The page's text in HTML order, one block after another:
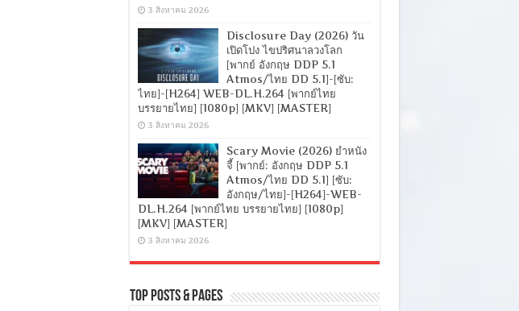
3 สิงหาคม 2026
Disclosure Day (2026) วัน
เปิดโปง ไขปริศนาลวงโลก
[พากย์ อังกฤษ DDP 5.1
Atmos/ไทย DD 5.1]-[ซับ:
ไทย]-[H264] WEB-DL.H.264 [พากย์ไทย
บรรยายไทย] [1080p] [MKV] [MASTER]
3 สิงหาคม 2026
Scary Movie (2026) ยำหนัง
จี้ [พากย์: อังกฤษ DDP 5.1
Atmos/ไทย DD 5.1] [ซับ:
อังกฤษ/ไทย]-[H264]-WEB-
DL.H.264 [พากย์ไทย บรรยายไทย] [1080p]
[MKV] [MASTER]
3 สิงหาคม 2026
Top Posts & Pages